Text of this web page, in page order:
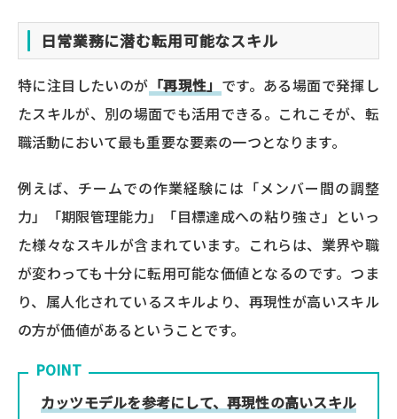
日常業務に潜む転用可能なスキル
特に注目したいのが 「再現性」 です。ある場面で発揮し
たスキルが、別の場面でも活用できる。これこそが、転
職活動において最も重要な要素の一つとなります。
例えば、チームでの作業経験には「メンバー間の調整
力」「期限管理能力」「目標達成への粘り強さ」といっ
た様々なスキルが含まれています。これらは、業界や職
が変わっても十分に転用可能な価値となるのです。つま
り、属人化されているスキルより、再現性が高いスキル
の方が価値があるということです。
POINT
カッツモデルを参考にして、再現性の高いスキル